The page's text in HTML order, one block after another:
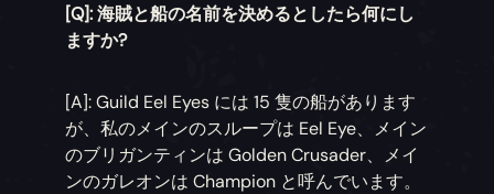
[Q]: 海賊と船の名前を決めるとしたら何にし
ますか?
[A]: Guild Eel Eyes には 15 隻の船があります
が、私のメインのスループは Eel Eye、メイン
のブリガンティンは Golden Crusader、メイ
ンのガレオンは Champion と呼んでいます。